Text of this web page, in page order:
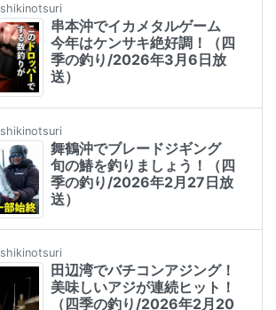
shikinotsuri
串本沖でイカメタルゲーム
今年はケンサキ絶好調！（四
季の釣り/2026年3月6日放
送）
shikinotsuri
舞鶴沖でブレードジギング
旬の鰆を釣りましょう！（四
季の釣り/2026年2月27日放
送）
shikinotsuri
田辺湾でバチコンアジング！
美味しいアジが連続ヒット！
（四季の釣り/2026年2月20